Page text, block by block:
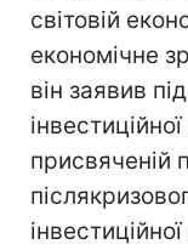
світовій
економічне
він заявив
присвяченій